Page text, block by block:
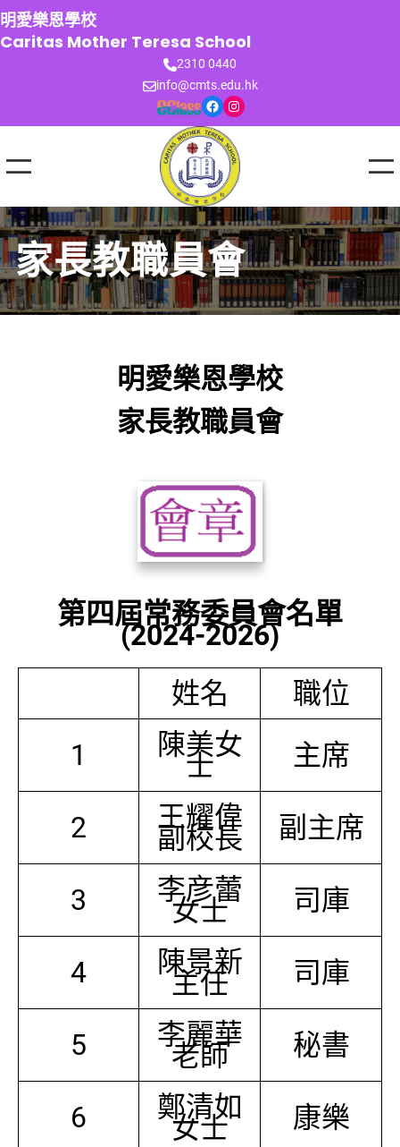
跳
至
主
明愛樂恩學校
Caritas Mother Teresa School
2310 0440
info@cmts.edu.hk
Facebook Instagram
家長教職員會
明愛樂恩學校
家長教職員會
第四屆常務委員會名單
(2024-2026)
姓名
職位
1
陳美女
士 主席
2 王耀偉
副校長 副主席
3 李彦蕾
女士 司庫
4 陳景新
主任 司庫
5 李麗華
老師 秘書
6 鄭清如
女士 康樂